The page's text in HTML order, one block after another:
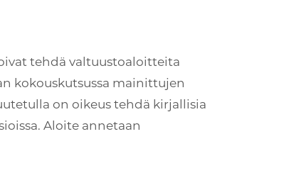
tehdä valtuustoaloitteita
kokouskutsussa mainittujen
on oikeus tehdä kirjallisia
Aloite annetaan